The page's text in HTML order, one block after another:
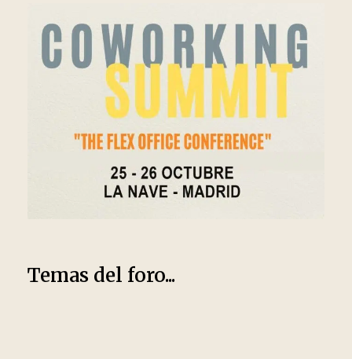
Temas del foro...